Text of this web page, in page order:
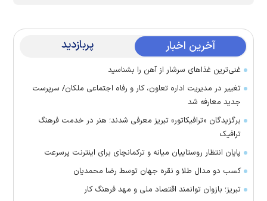
آخرین اخبار پربازدید
غنی‌ترین غذا‌های سرشار از آهن را بشناسید
تغییر در مدیریت اداره تعاون، کار و رفاه اجتماعی ملکان/ سرپرست
جدید معارفه شد
برگزیدگان «ترافیکاتور» تبریز معرفی شدند؛ هنر در خدمت فرهنگ
ترافیک
پایان انتظار روستاییان میانه و ترکمانچای برای اینترنت پرسرعت
کسب دو مدال طلا و نقره جهان توسط رضا محمدیان
تبریز؛ بازوان توانمند اقتصاد ملی و مهد فرهنگ کار